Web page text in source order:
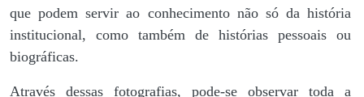
que podem servir ao conhecimento não só da história
institucional, como também de histórias pessoais ou
biográficas.
Através dessas fotografias, pode-se observar toda a